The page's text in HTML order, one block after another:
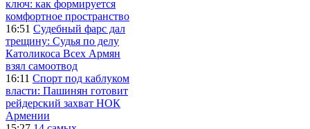
ключ: как формируется
комфортное пространство
16:51 Судебный фарс дал
трещину: Судья по делу
Католикоса Всех Армян
взял самоотвод
16:11 Спорт под каблуком
власти: Пашинян готовит
рейдерский захват НОК
Армении